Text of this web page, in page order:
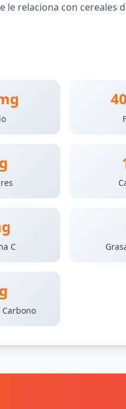
le relaciona con cereales
C
Carbono